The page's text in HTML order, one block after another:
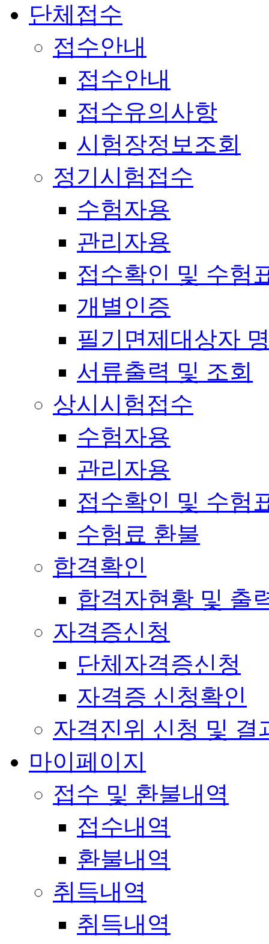
단체접수
접수안내
접수안내
접수유의사항
시험장정보조회
정기시험접수
수험자용
관리자용
접수확인 및 수험
개별인증
필기면제대상자
서류출력 및 조회
상시시험접수
수험자용
관리자용
접수확인 및 수험
수험료 환불
합격확인
합격자현황 및 출
자격증신청
단체자격증신청
자격증 신청확인
자격진위 신청 및 결
마이페이지
접수 및 환불내역
접수내역
환불내역
취득내역
취득내역